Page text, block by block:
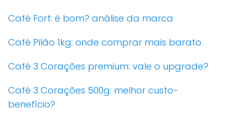
Café Fort: é bom? análise da marca
Café Pilão 1kg: onde comprar mais barato
Café 3 Corações premium: vale o upgrade?
Café 3 Corações 500g: melhor custo-
benefício?